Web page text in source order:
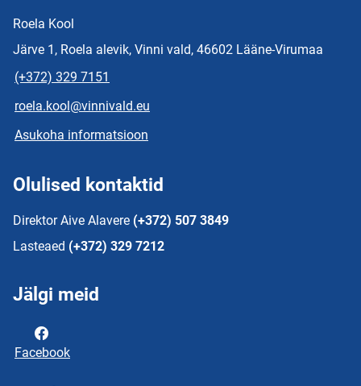
Roela Kool
Järve 1, Roela alevik, Vinni vald, 46602 Lääne-Virumaa
(+372) 329 7151
roela.kool@vinnivald.eu
Asukoha informatsioon
Olulised kontaktid
Direktor Aive Alavere (+372) 507 3849
Lasteaed (+372) 329 7212
Jälgi meid
Facebook